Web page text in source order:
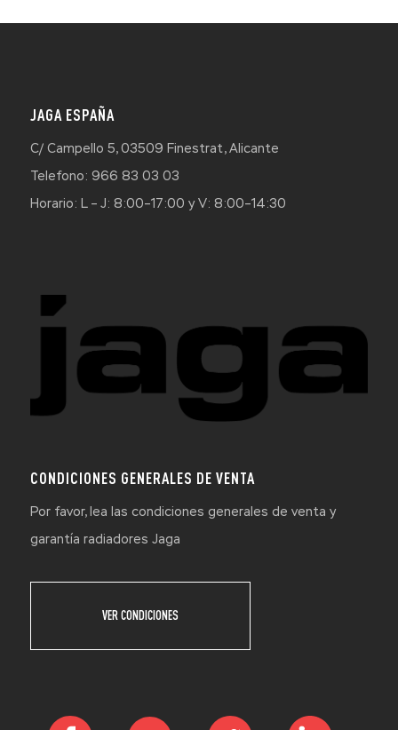
JAGA ESPAÑA
C/ Campello 5, 03509 Finestrat, Alicante
Telefono: 966 83 03 03
Horario: L – J: 8:00–17:00 y V: 8:00–14:30
CONDICIONES GENERALES DE VENTA
Por favor, lea las condiciones generales de venta y
garantía radiadores Jaga
VER CONDICIONES